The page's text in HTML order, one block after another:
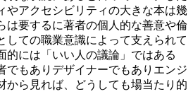
やアクセシビリティの大きな本は幾
は要するに著者の個人的な善意や倫
しての職業意識によって支えられて
的には「いい人の議論」ではある
でもありデザイナーでもありエンジ
から見れば、どうしても場当たり的